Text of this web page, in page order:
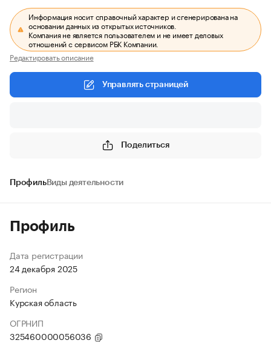
Информация носит справочный характер и сгенерирована на
основании данных из открытых источников.
Компания не является пользователем и не имеет деловых
отношений с сервисом РБК Компании.
Редактировать описание
Управлять страницей
Поделиться
ПрофильВиды деятельности
Профиль
Дата регистрации
24 декабря 2025
Регион
Курская область
ОГРНИП
325460000056036